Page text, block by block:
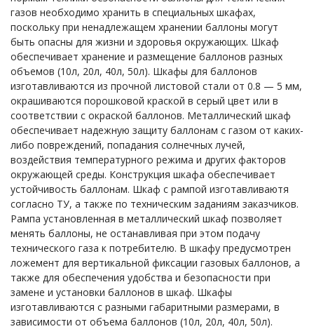
газов необходимо хранить в специальных шкафах,
поскольку при ненадлежащем хранении баллоны могут
быть опасны для жизни и здоровья окружающих. Шкаф
обеспечивает хранение и размещение баллонов разных
объемов (10л, 20л, 40л, 50л). Шкафы для баллонов
изготавливаются из прочной листовой стали от 0.8 — 5 мм,
окрашиваются порошковой краской в серый цвет или в
соответствии с окраской баллонов. Металлический шкаф
обеспечивает надежную защиту баллонам с газом от каких-
либо повреждений, попадания солнечных лучей,
воздействия температурного режима и других факторов
окружающей среды. Конструкция шкафа обеспечивает
устойчивость баллонам. Шкаф с рампой изготавливаютя
согласно ТУ, а также по техническим заданиям заказчиков.
Рампа установленная в металлический шкаф позволяет
менять баллоны, не останавливая при этом подачу
технического газа к потребителю. В шкафу предусмотрен
ложемент для вертикальной фиксации газовых баллонов, а
также для обеспечения удобства и безопасности при
замене и установки баллонов в шкаф. Шкафы
изготавливаются с разными габаритными размерами, в
зависимости от объема баллонов (10л, 20л, 40л, 50л).